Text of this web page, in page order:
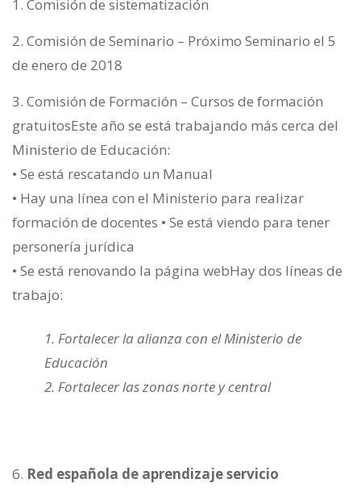
Comisión de sistematización
Comisión de Seminario – Próximo Seminario el 5
de enero de 2018
Comisión de Formación – Cursos de formación
gratuitosEste año se está trabajando más cerca del
Ministerio de Educación:
• Se está rescatando un Manual
• Hay una línea con el Ministerio para realizar
formación de docentes • Se está viendo para tener
personería jurídica
• Se está renovando la página webHay dos líneas de
trabajo:
1. Fortalecer la alianza con el Ministerio de
Educación
2. Fortalecer las zonas norte y central
Red española de aprendizaje servicio